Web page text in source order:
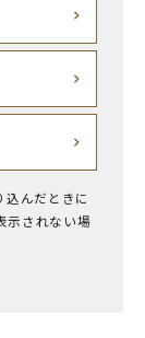
込んだときに
示されない場